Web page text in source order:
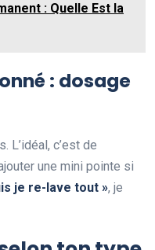
: Quelle Est la
: dosage
L’idéal, c’est de
une mini pointe si
je re-lave tout », je